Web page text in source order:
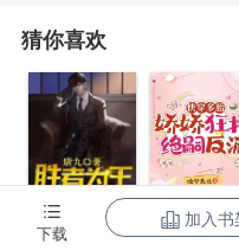
上
猜你喜欢
陈东王楠楠
快穿多胎，
下载
加入书